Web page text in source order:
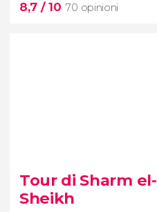
8,7 / 10 70 opinioni
70 opinioni
Cairo islamico
Tour di Sharm el-
Sheikh